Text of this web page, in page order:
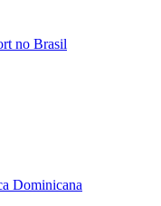
no Brasil
Dominicana